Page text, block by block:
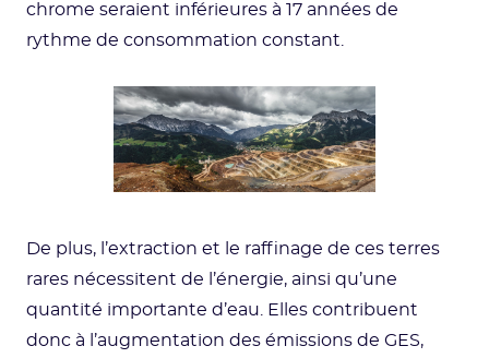
chrome seraient inférieures à 17 années de
rythme de consommation constant.
De plus, l’extraction et le raffinage de ces terres
rares nécessitent de l’énergie, ainsi qu’une
quantité importante d’eau. Elles contribuent
donc à l’augmentation des émissions de GES,